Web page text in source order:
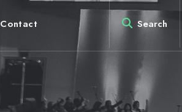
Search
Contact